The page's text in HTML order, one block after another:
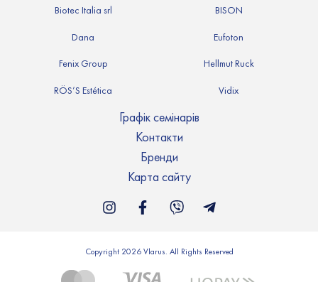
Biotec Italia srl
BISON
Dana Eufoton
Fenix Group Hellmut Ruck
RÖS’S Estética Vidix
Графік семінарів
Контакти
Бренди
Карта сайту
Copyright 2026 Vlarus. All Rights Reserved